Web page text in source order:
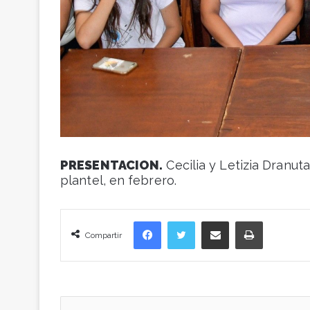
PRESENTACION. Cecilia y Letizia
plantel, en febrero.
Compartir
Facebook Compartir vía correo electrónico